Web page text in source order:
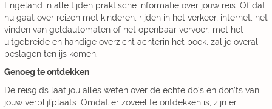
Engeland in alle tijden praktische informatie over jouw reis. Of dat
nu gaat over reizen met kinderen, rijden in het verkeer, internet, het
vinden van geldautomaten of het openbaar vervoer: met het
uitgebreide en handige overzicht achterin het boek, zal je overal
beslagen ten ijs komen.
Genoeg te ontdekken
De reisgids laat jou alles weten over de echte do’s en don’ts van
jouw verblijfplaats. Omdat er zoveel te ontdekken is, zijn er